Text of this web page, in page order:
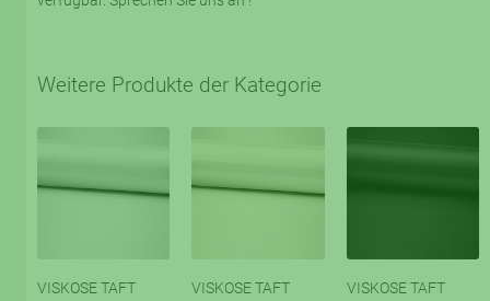
Weitere Produkte der Kategorie
VISKOSE TAFT
VISKOSE TAFT
VISKOSE TAFT